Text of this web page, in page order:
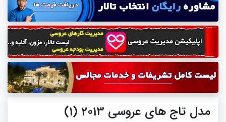
مدل تاج های عروسی 2013 (1)